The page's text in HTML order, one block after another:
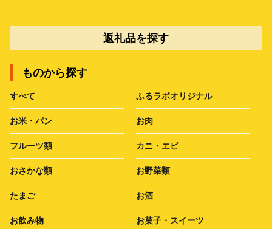
返礼品を探す
ものから探す
すべて ふるラボオリジナル
お米・パン お肉
フルーツ類 カニ・エビ
おさかな類 お野菜類
たまご お酒
お飲み物 お菓子・スイーツ